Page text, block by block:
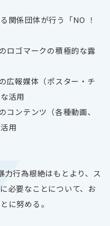
関係団体が行う「NO ！
ロゴマークの積極的な露
広報媒体（ポスター・チ
活用
コンテンツ（各種動画、
用
行為根絶はもとより、ス
必要なことについて、お
に努める。